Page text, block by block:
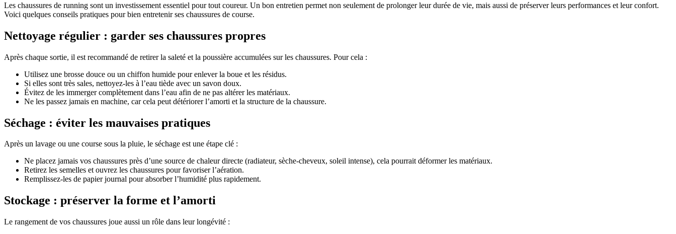
Les chaussures de running sont un investissement essentiel pour tout coureur. Un bon entretien permet non seulement de prolonger leur durée de vie, mais aussi de préserver leurs performances et leur confort.
Voici quelques conseils pratiques pour bien entretenir ses chaussures de course.
Nettoyage régulier : garder ses chaussures propres
Après chaque sortie, il est recommandé de retirer la saleté et la poussière accumulées sur les chaussures. Pour cela :
Utilisez une brosse douce ou un chiffon humide pour enlever la boue et les résidus.
Si elles sont très sales, nettoyez-les à l’eau tiède avec un savon doux.
Évitez de les immerger complètement dans l’eau afin de ne pas altérer les matériaux.
Ne les passez jamais en machine, car cela peut détériorer l’amorti et la structure de la chaussure.
Séchage : éviter les mauvaises pratiques
Après un lavage ou une course sous la pluie, le séchage est une étape clé :
Ne placez jamais vos chaussures près d’une source de chaleur directe (radiateur, sèche-cheveux, soleil intense), cela pourrait déformer les matériaux.
Retirez les semelles et ouvrez les chaussures pour favoriser l’aération.
Remplissez-les de papier journal pour absorber l’humidité plus rapidement.
Stockage : préserver la forme et l’amorti
Le rangement de vos chaussures joue aussi un rôle dans leur longévité :